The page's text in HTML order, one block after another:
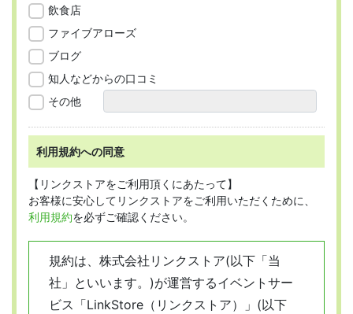
飲食店
ファイブアローズ
ブログ
知人などからの口コミ
その他
利用規約への同意
【リンクストアをご利用頂くにあたって】
お客様に安心してリンクストアをご利用いただくために、
利用規約を必ずご確認ください。
規約は、株式会社リンクストア(以下「当
社」といいます。)が運営するイベントサー
ビス「LinkStore（リンクストア）」(以下